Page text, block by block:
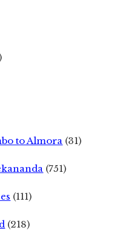
to Almora (31)
(751)
(111)
(218)